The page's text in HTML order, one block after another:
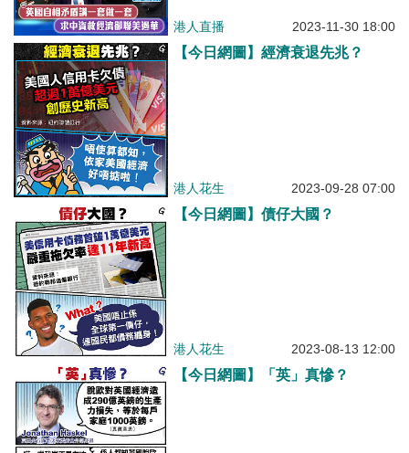
港人直播 2023-11-30 18:00
【今日網圖】經濟衰退先兆？
港人花生 2023-09-28 07:00
【今日網圖】債仔大國？
港人花生 2023-08-13 12:00
【今日網圖】「英」真慘？